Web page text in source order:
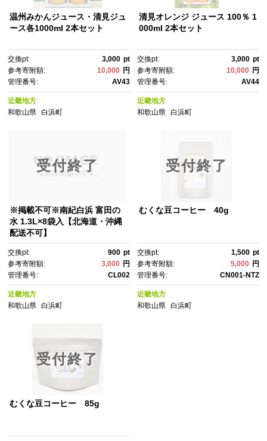
温州みかんジュース・清見ジュ
ース各1000ml 2本セット
交換pt: 3,000 pt
参考寄附額:
10,000 円
管理番号:
AV43
近畿地方
和歌山県
白浜町
清見オレンジ ジュース 100％ 1
000ml 2本セット
交換pt: 3,000 pt
参考寄附額:
10,000 円
管理番号:
AV44
近畿地方
和歌山県 白浜町
受付終了
※掲載不可※南紀白浜 富田の
水 1.3L×8袋入【北海道・沖縄
配送不可】
交換pt: 900 pt
参考寄附額:
3,000 円
管理番号:
CL002
近畿地方
和歌山県
白浜町
受付終了
むくな豆コーヒー 40g
交換pt: 1,500 pt
参考寄附額:
5,000 円
管理番号:
CN001-NTZ
近畿地方
和歌山県 白浜町
受付終了
むくな豆コーヒー 85g